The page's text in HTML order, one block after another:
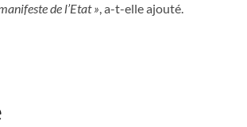
de l’Etat », a-t-elle ajouté.